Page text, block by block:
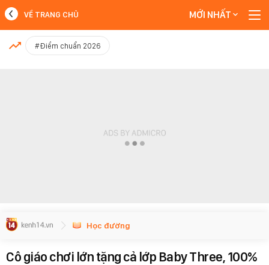
MỚI NHẤT
VỀ TRANG CHỦ MỚI NHẤT
#Điểm chuẩn 2026
Học đường
Cô giáo chơi lớn tặng cả lớp Baby Three, 100%